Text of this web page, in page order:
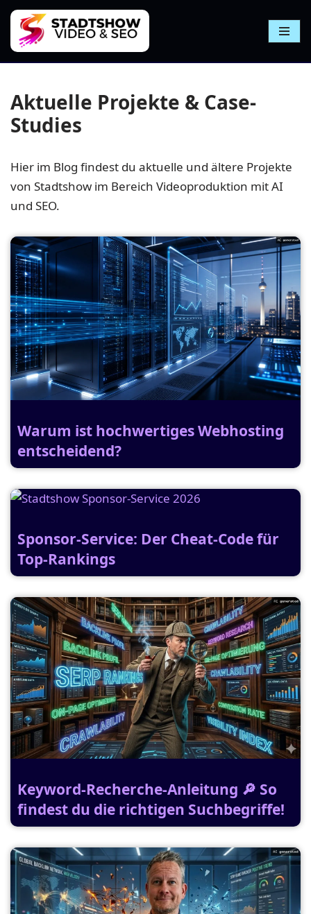
Zum
Inhalt
Aktuelle Projekte & Case-
Studies
Hier im Blog findest du aktuelle und ältere Projekte
von Stadtshow im Bereich Videoproduktion mit AI
und SEO.
Warum ist hochwertiges Webhosting
entscheidend?
Sponsor-Service: Der Cheat-Code für
Top-Rankings
Keyword-Recherche-Anleitung 🔎 So
findest du die richtigen Suchbegriffe!